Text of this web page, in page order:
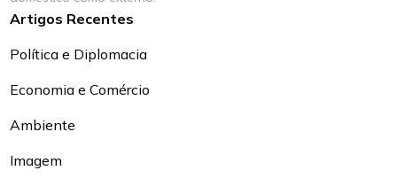
Artigos Recentes
Política e Diplomacia
Economia e Comércio
Ambiente
Imagem